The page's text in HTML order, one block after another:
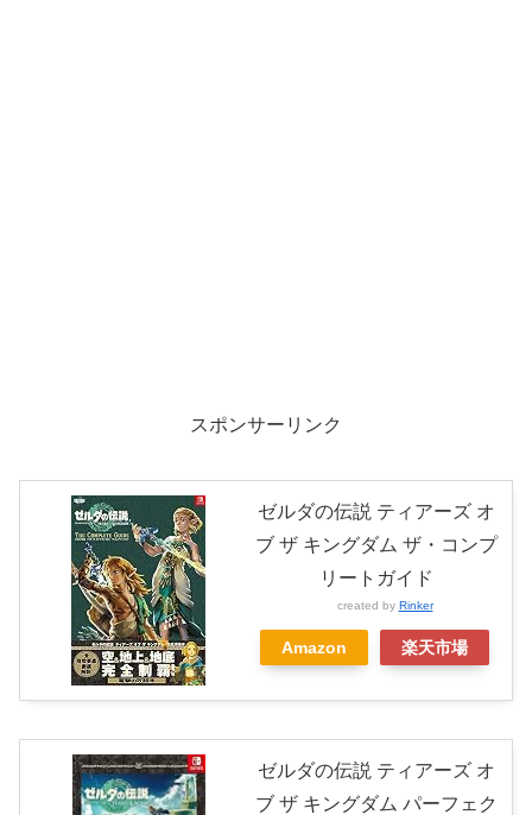
スポンサーリンク
ゼルダの伝説 ティアーズ オ
ブ ザ キングダム ザ・コンプ
リートガイド
created by Rinker
Amazon 楽天市場
ゼルダの伝説 ティアーズ オ
ブ ザ キングダム パーフェク